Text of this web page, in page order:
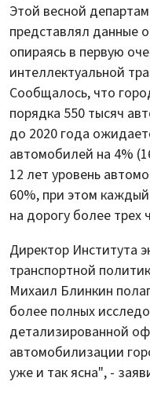
Этой весной
представлял данные
опираясь в первую
интеллектуальной
Сообщалось, что
порядка 550 тысяч
до 2020 года
автомобилей на 4%
12 лет уровень
60%, при этом
на дорогу более трех
Директор Института
транспортной
Михаил Блинкин
более полных
детализированной
автомобилизации
уже и так ясна", -